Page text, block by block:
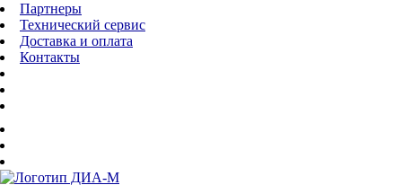
Партнеры
Технический сервис
Доставка и оплата
Контакты